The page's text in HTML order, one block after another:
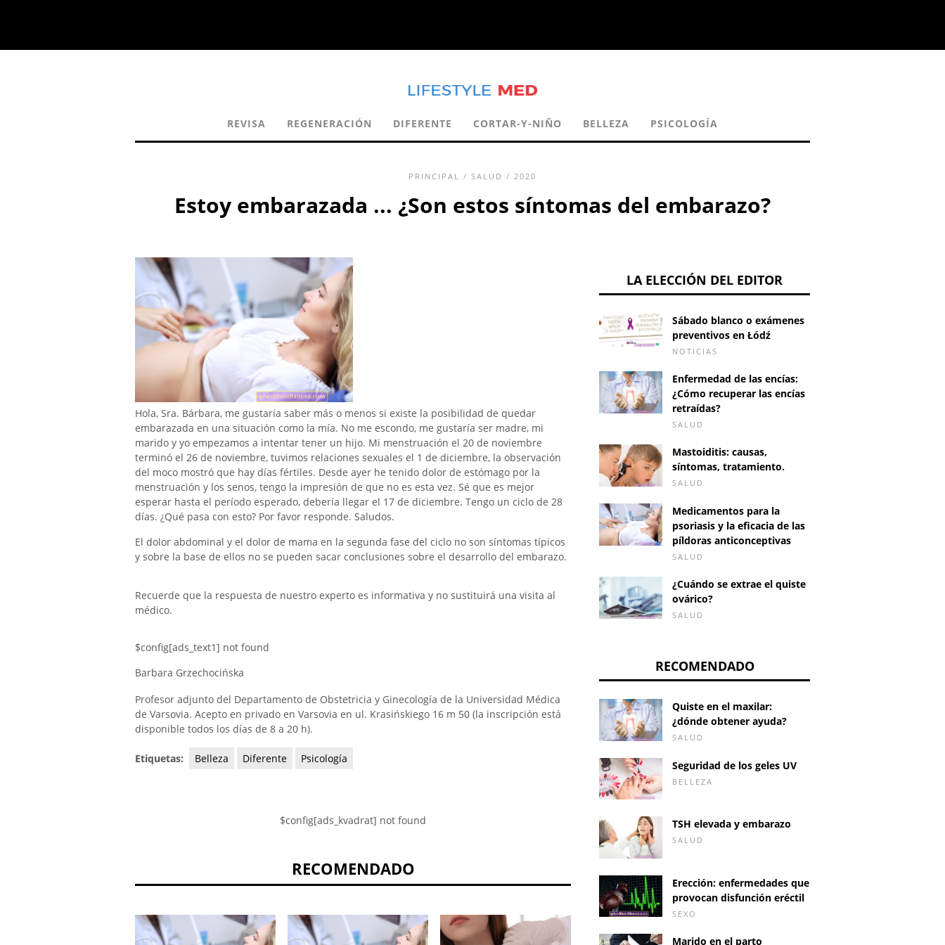
REVISA REGENERACIÓN DIFERENTE CORTAR-Y-NIÑO BELLEZA PSICOLOGÍA
PRINCIPAL / SALUD / 2020
Estoy embarazada ... ¿Son estos síntomas del embarazo?
Hola, Sra. Bárbara, me gustaría saber más o menos si existe la posibilidad de quedar
embarazada en una situación como la mía. No me escondo, me gustaría ser madre, mi
marido y yo empezamos a intentar tener un hijo. Mi menstruación el 20 de noviembre
terminó el 26 de noviembre, tuvimos relaciones sexuales el 1 de diciembre, la observación
del moco mostró que hay días fértiles. Desde ayer he tenido dolor de estómago por la
menstruación y los senos, tengo la impresión de que no es esta vez. Sé que es mejor
esperar hasta el período esperado, debería llegar el 17 de diciembre. Tengo un ciclo de 28
días. ¿Qué pasa con esto? Por favor responde. Saludos.
El dolor abdominal y el dolor de mama en la segunda fase del ciclo no son síntomas típicos
y sobre la base de ellos no se pueden sacar conclusiones sobre el desarrollo del embarazo.
Recuerde que la respuesta de nuestro experto es informativa y no sustituirá una visita al
médico.
$config[ads_text1] not found
Barbara Grzechocińska
Profesor adjunto del Departamento de Obstetricia y Ginecología de la Universidad Médica
de Varsovia. Acepto en privado en Varsovia en ul. Krasińskiego 16 m 50 (la inscripción está
disponible todos los días de 8 a 20 h).
Etiquetas: Belleza Diferente Psicología
$config[ads_kvadrat] not found
RECOMENDADO
LA ELECCIÓN DEL EDITOR
Sábado blanco o exámenes
preventivos en Łódź
NOTICIAS
Enfermedad de las encías:
¿Cómo recuperar las encías
retraídas?
SALUD
Mastoiditis: causas,
síntomas, tratamiento.
SALUD
Medicamentos para la
psoriasis y la eficacia de las
píldoras anticonceptivas
SALUD
¿Cuándo se extrae el quiste
ovárico?
SALUD
RECOMENDADO
Quiste en el maxilar:
¿dónde obtener ayuda?
SALUD
Seguridad de los geles UV
BELLEZA
TSH elevada y embarazo
SALUD
Erección: enfermedades que
provocan disfunción eréctil
SEXO
Marido en el parto